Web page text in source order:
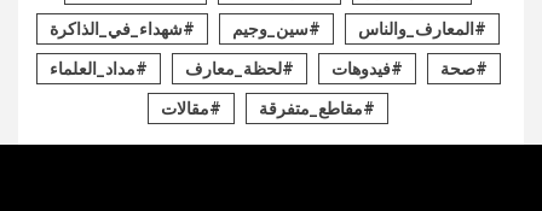
#المعارف_والناس #سين_وجيم #شهداء_في_الذاكرة
#صحة #فيدوهات #لحظة_معارف #مداد_العلماء
#مقاطع_متفرقة #مقالات